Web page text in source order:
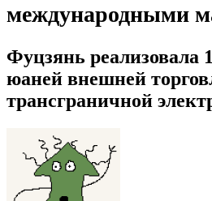
международными
Фуцзянь реализовала
юаней внешней
трансграничной